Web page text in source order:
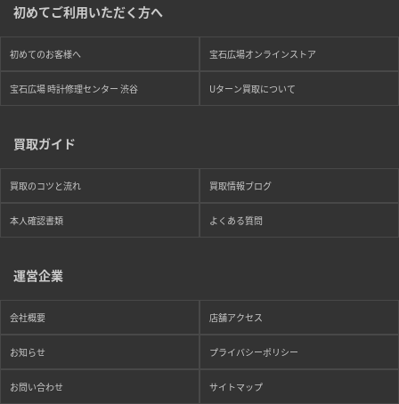
初めてご利用いただく方へ
初めてのお客様へ 宝石広場オンラインストア
宝石広場 時計修理センター 渋谷 Uターン買取について
買取ガイド
買取のコツと流れ 買取情報ブログ
本人確認書類 よくある質問
運営企業
会社概要 店舗アクセス
お知らせ プライバシーポリシー
お問い合わせ サイトマップ